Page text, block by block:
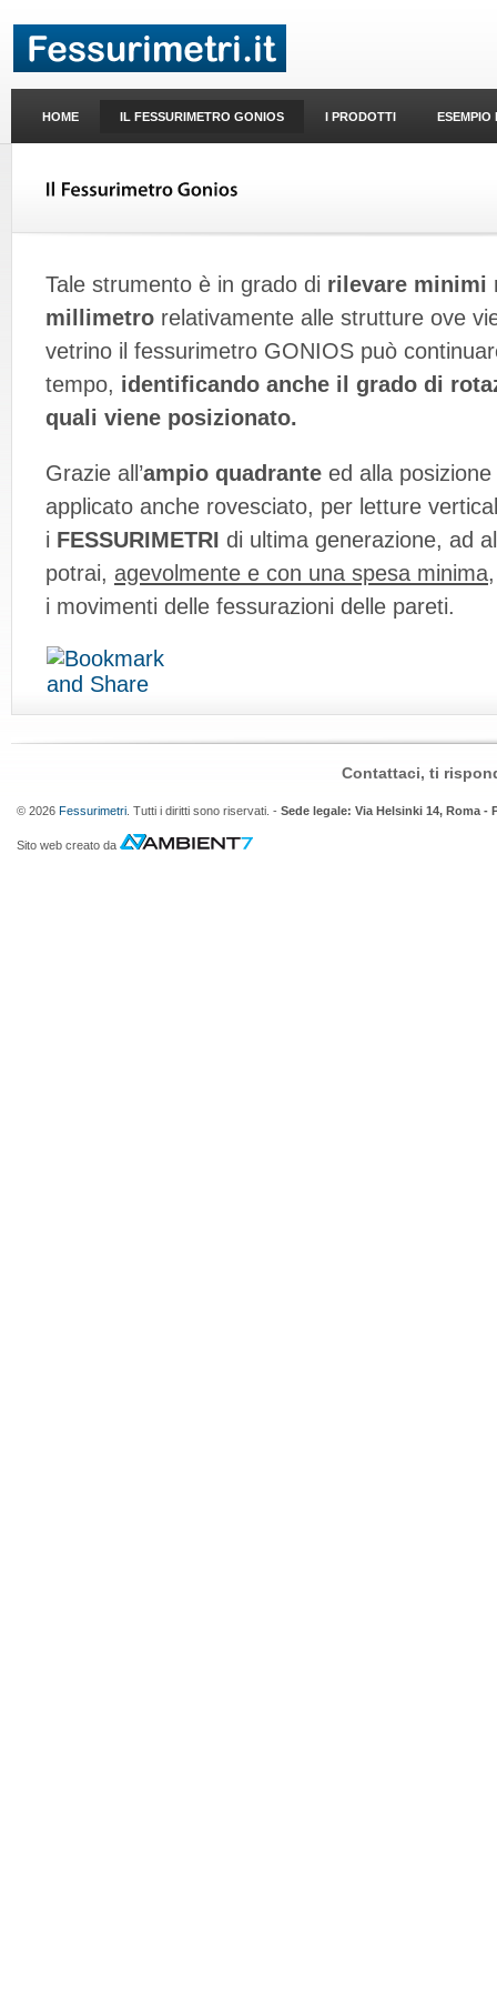
HOME IL FESSURIMETRO GONIOS I PRODOTTI ESEMPIO
Tale strumento è in grado di rilevare minimi
millimetro relativamente alle strutture ove
vetrino il fessurimetro GONIOS può
tempo, identificando anche il grado di
quali viene posizionato.
Grazie all’ampio quadrante ed alla
applicato anche rovesciato, per letture
i FESSURIMETRI di ultima generazione, ad
potrai, agevolmente e con una spesa minima
i movimenti delle fessurazioni delle pareti.
Contattaci, ti
© 2026 Fessurimetri . Tutti i diritti sono riservati. - Sede legale: Via Helsinki 14, Roma -
Sito web creato da